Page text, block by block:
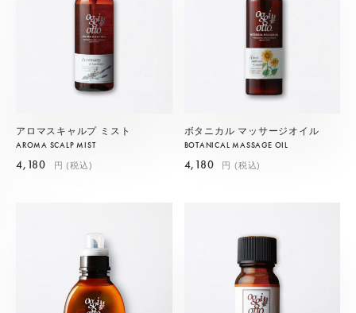
アロマスキャルプ ミスト
AROMA SCALP MIST
4,180 円 (税込)
ボタニカル マッサージオイル
BOTANICAL MASSAGE OIL
4,180 円 (税込)